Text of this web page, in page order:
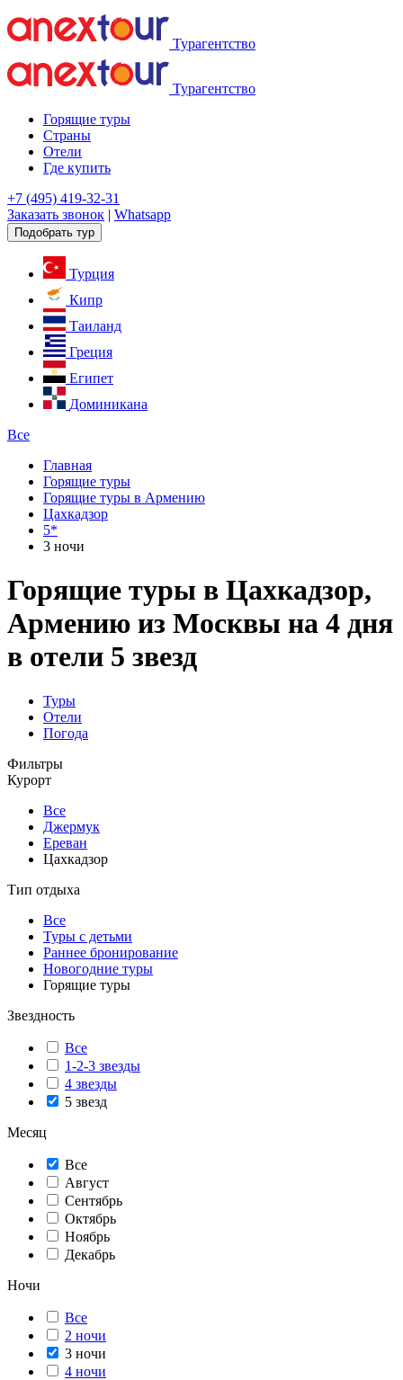
Турагентство
Турагентство
Горящие туры
Страны
Отели
Где купить
+7 (495) 419-32-31
Заказать звонок | Whatsapp
Подобрать тур
Турция
Кипр
Таиланд
Греция
Египет
Доминикана
Все
Главная
Горящие туры
Горящие туры в Армению
Цахкадзор
5*
3 ночи
Горящие туры в Цахкадзор,
Армению из Москвы на 4 дня
в отели 5 звезд
Туры
Отели
Погода
Фильтры
Курорт
Все
Джермук
Ереван
Цахкадзор
Тип отдыха
Все
Туры с детьми
Раннее бронирование
Новогодние туры
Горящие туры
Звездность
Все
1-2-3 звезды
4 звезды
5 звезд
Месяц
Все
Август
Сентябрь
Октябрь
Ноябрь
Декабрь
Ночи
Все
2 ночи
3 ночи
4 ночи